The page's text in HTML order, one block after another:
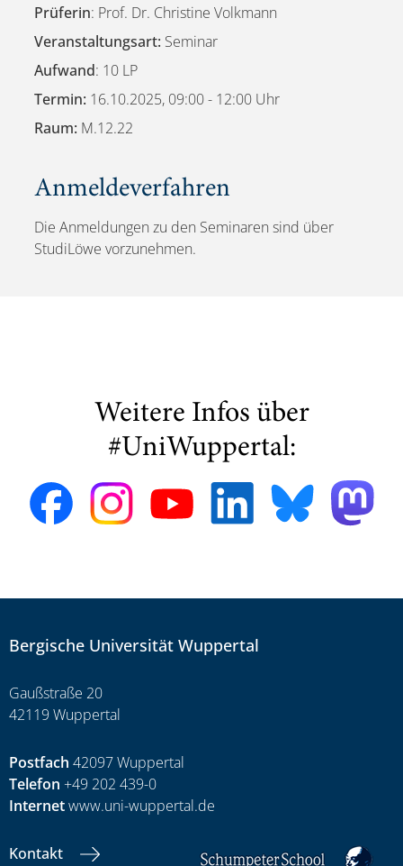
Prüferin: Prof. Dr. Christine Volkmann
Veranstaltungsart: Seminar
Aufwand: 10 LP
Termin: 16.10.2025, 09:00 - 12:00 Uhr
Raum: M.12.22
Anmeldeverfahren
Die Anmeldungen zu den Seminaren sind über
StudiLöwe vorzunehmen.
Weitere Infos über
#UniWuppertal:
Bergische Universität Wuppertal
Gaußstraße 20
42119 Wuppertal
Postfach 42097 Wuppertal
Telefon +49 202 439-0
Internetwww.uni-wuppertal.de
Kontakt